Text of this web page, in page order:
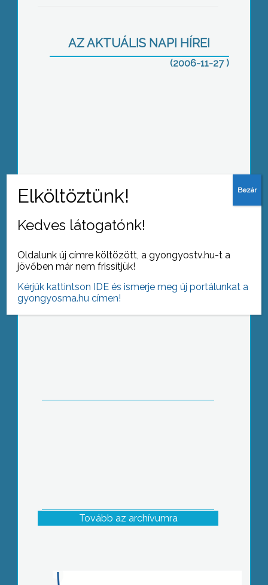
AZ AKTUÁLIS NAPI HÍREI
(2006-11-27 )
Tovább az archívumra
Kedves látogatónk!
Oldalunk új címre költözött, a gyongyostv.hu-t a
jövőben már nem frissítjük!
Kérjük kattintson IDE és ismerje meg új portálunkat a
gyongyosma.hu címen!